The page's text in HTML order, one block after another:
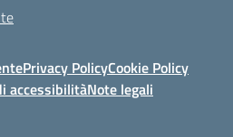
Privacy PolicyCookie Policy
accessibilitàNote legali